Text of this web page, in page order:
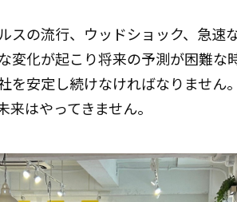
スの流行、ウッドショック、急速
化が起こり将来の予測が困難な
安定し続けなければなりません。
はやってきません。